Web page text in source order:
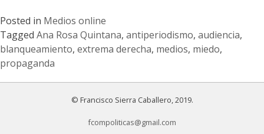
Posted in Medios online
Tagged Ana Rosa Quintana, antiperiodismo, audiencia,
blanqueamiento, extrema derecha, medios, miedo,
propaganda
© Francisco Sierra Caballero, 2019.
fcompoliticas@gmail.com